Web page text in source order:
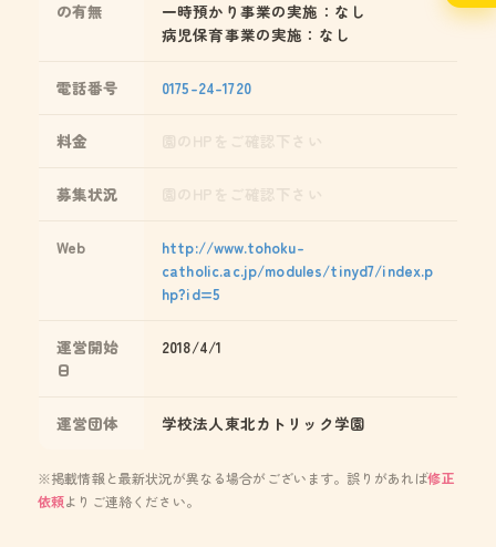
の有無
一時預かり事業の実施：なし
病児保育事業の実施：なし
電話番号 0175-24-1720
料金
募集状況
Web
http://www.tohoku-
catholic.ac.jp/modules/tinyd7/index.p
hp?id=5
運営開始
日
2018/4/1
運営団体 学校法人東北カトリック学園
※掲載情報と最新状況が異なる場合がございます。誤りがあれば修正
依頼よりご連絡ください。